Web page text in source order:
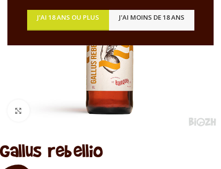
J'AI 18 ANS OU PLUS J'AI MOINS DE 18 ANS
Cliquez pour agrandir
Gallus rebellio